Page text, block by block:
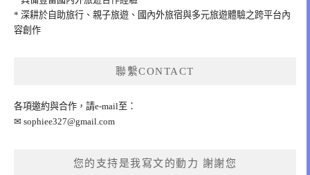
* 深耕於自助旅行、親子旅遊、國內外旅宿與多元旅遊體驗之跨平台內
容創作
聯繫CONTACT
各項邀約與合作，請e-mail至：
✉ sophiee327@gmail.com
您的支持是我寫文的動力 謝謝您